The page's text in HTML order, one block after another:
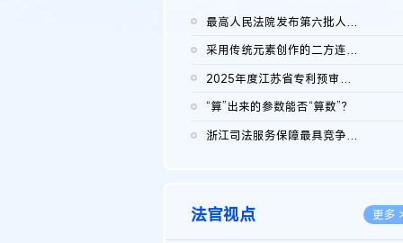
最高人民法院发布第六批人民法院种业知识产权司法保护典型案例 含...
采用传统元素创作的二方连续装饰图案作品的独创性及侵权对比认定
2025年度江苏省专利预审典型案例
“算”出来的参数能否“算数”？
浙江司法服务保障最具竞争力营商环境建设典型案例（第二批）含侵...
法官视点 更多